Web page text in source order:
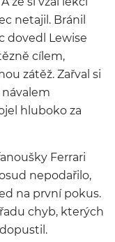
netajil. Bránil
dovedl Lewise
cílem,
zátěž. Zařval si
návalem
hluboko za
Ferrari
nepodařilo,
na první pokus.
chyb, kterých